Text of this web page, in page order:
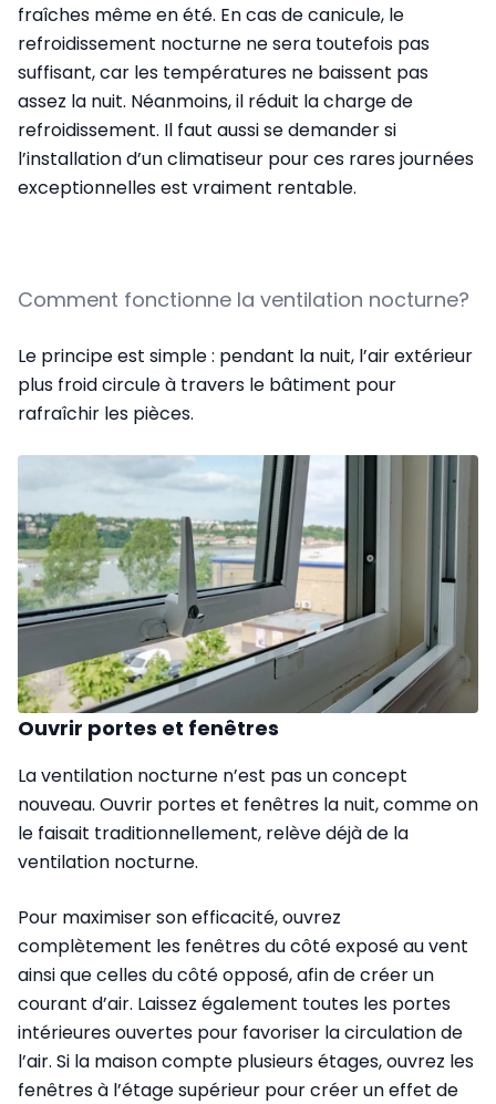
fraîches même en été. En cas de canicule, le
refroidissement nocturne ne sera toutefois pas
suffisant, car les températures ne baissent pas
assez la nuit. Néanmoins, il réduit la charge de
refroidissement. Il faut aussi se demander si
l’installation d’un climatiseur pour ces rares journées
exceptionnelles est vraiment rentable.
Comment fonctionne la ventilation nocturne?
Le principe est simple : pendant la nuit, l’air extérieur
plus froid circule à travers le bâtiment pour
rafraîchir les pièces.
Ouvrir portes et fenêtres
La ventilation nocturne n’est pas un concept
nouveau. Ouvrir portes et fenêtres la nuit, comme on
le faisait traditionnellement, relève déjà de la
ventilation nocturne.
Pour maximiser son efficacité, ouvrez
complètement les fenêtres du côté exposé au vent
ainsi que celles du côté opposé, afin de créer un
courant d’air. Laissez également toutes les portes
intérieures ouvertes pour favoriser la circulation de
l’air. Si la maison compte plusieurs étages, ouvrez les
fenêtres à l’étage supérieur pour créer un effet de